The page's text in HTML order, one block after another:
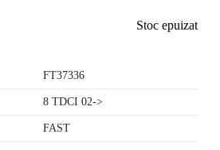
Stoc epuizat
FT37336
8 TDCI 02->
FAST